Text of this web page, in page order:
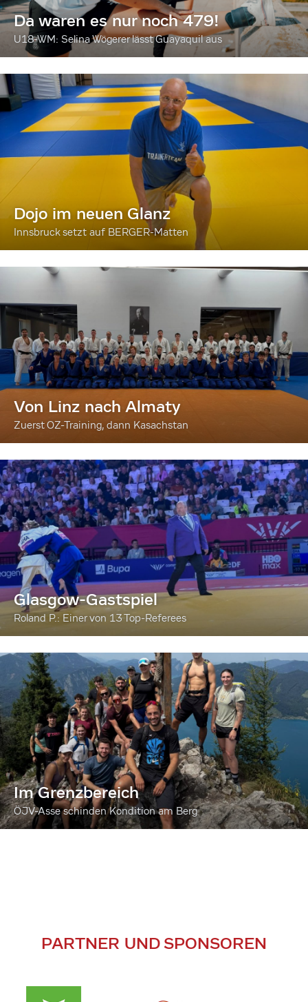
Da waren es nur noch 479!
U18-WM: Selina Wögerer lässt Guayaquil aus
Dojo im neuen Glanz
Innsbruck setzt auf BERGER-Matten
Von Linz nach Almaty
Zuerst OZ-Training, dann Kasachstan
Glasgow-Gastspiel
Roland P.: Einer von 13 Top-Referees
Im Grenzbereich
ÖJV-Asse schinden Kondition am Berg
PARTNER UND SPONSOREN